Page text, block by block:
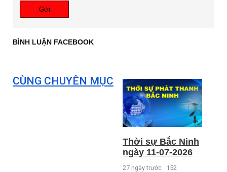
Gửi
BÌNH LUẬN FACEBOOK
CÙNG CHUYÊN MỤC
Thời sự Bắc Ninh
ngày 11-07-2026
27 ngày trước 152